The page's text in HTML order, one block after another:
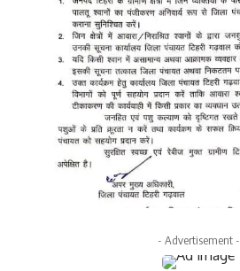
- Advertisement -